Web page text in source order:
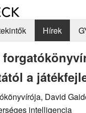
Hírek
a
David
intelligencia